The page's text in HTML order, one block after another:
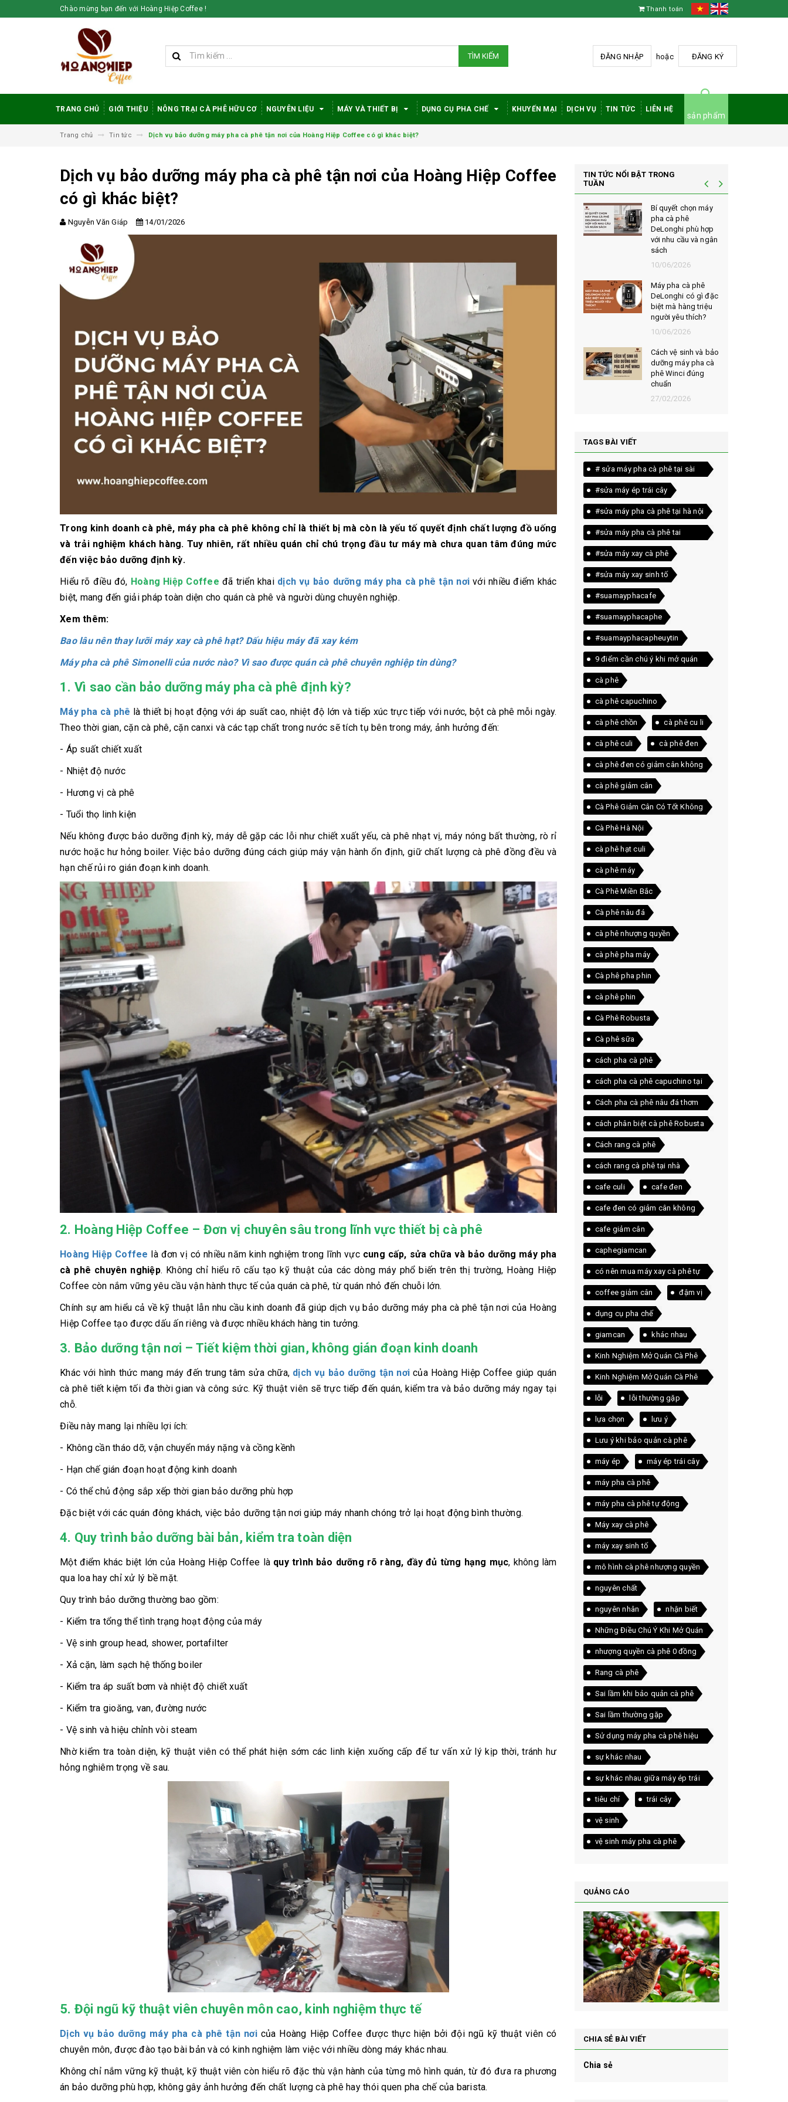
Chào mừng bạn đến với Hoàng Hiệp Coffee ! Thanh toán
TÌM KIẾM ĐĂNG NHẬP hoặc ĐĂNG KÝ
TRANG CHỦ GIỚI THIỆU NÔNG TRẠI CÀ PHÊ HỮU CƠ NGUYÊN LIỆU MÁY VÀ THIẾT BỊ DỤNG CỤ PHA CHẾ KHUYẾN MẠI DỊCH VỤ TIN TỨC LIÊN HỆ
sản phẩm
Trang chủ Tin tức Dịch vụ bảo dưỡng máy pha cà phê tận nơi của Hoàng Hiệp Coffee có gì khác biệt?
Dịch vụ bảo dưỡng máy pha cà phê tận nơi của Hoàng Hiệp Coffee
có gì khác biệt?
Nguyễn Văn Giáp 14/01/2026
Trong kinh doanh cà phê, máy pha cà phê không chỉ là thiết bị mà còn là yếu tố quyết định chất lượng đồ uống
và trải nghiệm khách hàng. Tuy nhiên, rất nhiều quán chỉ chú trọng đầu tư máy mà chưa quan tâm đúng mức
đến việc bảo dưỡng định kỳ.
Hiểu rõ điều đó, Hoàng Hiệp Coffee đã triển khai dịch vụ bảo dưỡng máy pha cà phê tận nơi với nhiều điểm khác
biệt, mang đến giải pháp toàn diện cho quán cà phê và người dùng chuyên nghiệp.
Xem thêm:
Bao lâu nên thay lưỡi máy xay cà phê hạt? Dấu hiệu máy đã xay kém
Máy pha cà phê Simonelli của nước nào? Vì sao được quán cà phê chuyên nghiệp tin dùng?
1. Vì sao cần bảo dưỡng máy pha cà phê định kỳ?
Máy pha cà phê là thiết bị hoạt động với áp suất cao, nhiệt độ lớn và tiếp xúc trực tiếp với nước, bột cà phê mỗi ngày.
Theo thời gian, cặn cà phê, cặn canxi và các tạp chất trong nước sẽ tích tụ bên trong máy, ảnh hưởng đến:
- Áp suất chiết xuất
- Nhiệt độ nước
- Hương vị cà phê
- Tuổi thọ linh kiện
Nếu không được bảo dưỡng định kỳ, máy dễ gặp các lỗi như chiết xuất yếu, cà phê nhạt vị, máy nóng bất thường, rò rỉ
nước hoặc hư hỏng boiler. Việc bảo dưỡng đúng cách giúp máy vận hành ổn định, giữ chất lượng cà phê đồng đều và
hạn chế rủi ro gián đoạn kinh doanh.
2. Hoàng Hiệp Coffee – Đơn vị chuyên sâu trong lĩnh vực thiết bị cà phê
Hoàng Hiệp Coffee là đơn vị có nhiều năm kinh nghiệm trong lĩnh vực cung cấp, sửa chữa và bảo dưỡng máy pha
cà phê chuyên nghiệp. Không chỉ hiểu rõ cấu tạo kỹ thuật của các dòng máy phổ biến trên thị trường, Hoàng Hiệp
Coffee còn nắm vững yêu cầu vận hành thực tế của quán cà phê, từ quán nhỏ đến chuỗi lớn.
Chính sự am hiểu cả về kỹ thuật lẫn nhu cầu kinh doanh đã giúp dịch vụ bảo dưỡng máy pha cà phê tận nơi của Hoàng
Hiệp Coffee tạo được dấu ấn riêng và được nhiều khách hàng tin tưởng.
3. Bảo dưỡng tận nơi – Tiết kiệm thời gian, không gián đoạn kinh doanh
Khác với hình thức mang máy đến trung tâm sửa chữa, dịch vụ bảo dưỡng tận nơi của Hoàng Hiệp Coffee giúp quán
cà phê tiết kiệm tối đa thời gian và công sức. Kỹ thuật viên sẽ trực tiếp đến quán, kiểm tra và bảo dưỡng máy ngay tại
chỗ.
Điều này mang lại nhiều lợi ích:
- Không cần tháo dỡ, vận chuyển máy nặng và cồng kềnh
- Hạn chế gián đoạn hoạt động kinh doanh
- Có thể chủ động sắp xếp thời gian bảo dưỡng phù hợp
Đặc biệt với các quán đông khách, việc bảo dưỡng tận nơi giúp máy nhanh chóng trở lại hoạt động bình thường.
4. Quy trình bảo dưỡng bài bản, kiểm tra toàn diện
Một điểm khác biệt lớn của Hoàng Hiệp Coffee là quy trình bảo dưỡng rõ ràng, đầy đủ từng hạng mục, không làm
qua loa hay chỉ xử lý bề mặt.
Quy trình bảo dưỡng thường bao gồm:
- Kiểm tra tổng thể tình trạng hoạt động của máy
- Vệ sinh group head, shower, portafilter
- Xả cặn, làm sạch hệ thống boiler
- Kiểm tra áp suất bơm và nhiệt độ chiết xuất
- Kiểm tra gioăng, van, đường nước
- Vệ sinh và hiệu chỉnh vòi steam
Nhờ kiểm tra toàn diện, kỹ thuật viên có thể phát hiện sớm các linh kiện xuống cấp để tư vấn xử lý kịp thời, tránh hư
hỏng nghiêm trọng về sau.
5. Đội ngũ kỹ thuật viên chuyên môn cao, kinh nghiệm thực tế
Dịch vụ bảo dưỡng máy pha cà phê tận nơicủa Hoàng Hiệp Coffee được thực hiện bởi đội ngũ kỹ thuật viên có
chuyên môn, được đào tạo bài bản và có kinh nghiệm làm việc với nhiều dòng máy khác nhau.
Không chỉ nắm vững kỹ thuật, kỹ thuật viên còn hiểu rõ đặc thù vận hành của từng mô hình quán, từ đó đưa ra phương
án bảo dưỡng phù hợp, không gây ảnh hưởng đến chất lượng cà phê hay thói quen pha chế của barista.
TIN TỨC NỔI BẬT TRONG
TUẦN
10/06/2026
Những tiêu chí đánh
giá một loại bột cà
phê nguyên chất
ngon
10/06/2026
10/06/2026
Máy pha cà phê
DeLonghi có gì đặc
biệt mà hàng triệu
người yêu thích?
10/06/2026
Cách vệ sinh và bảo
dưỡng máy pha cà
phê Winci đúng
chuẩn
27/02/2026
10/06/2026
Bí quyết chọn mua
mộc thơm ngon,
10/06/2026
Những tiêu chí đánh
giá một loại bột cà
phê nguyên chất
ngon
10/06/2026
Bí quyết chọn máy
pha cà phê
DeLonghi phù hợp
với nhu cầu và ngân
sách
10/06/2026
Máy pha cà phê
DeLonghi có gì đặc
biệt mà hàng triệu
người yêu thích?
10/06/2026
Cách vệ sinh và bảo
dưỡng máy pha cà
phê Winci đúng
chuẩn
27/02/2026
TAGS BÀI VIẾT
# sửa máy pha cà phê tại sài
gòn
#sửa máy ép trái cây
#sửa máy pha cà phê tại hà nội
#sửa máy pha cà phê tai
quảng trị
#sửa máy xay cà phê
#sửa máy xay sinh tố
#suamayphacafe
#suamayphacaphe
#suamayphacapheuytin
9 điểm cần chú ý khi mở quán
cà phê
cà phê
cà phê capuchino
cà phê chồn cà phê cu li
cà phê culi cà phê đen
cà phê đen có giảm cân không
cà phê giảm cân
Cà Phê Giảm Cân Có Tốt Không
Cà Phê Hà Nội
cà phê hạt culi
cà phê máy
Cà Phê Miền Bắc
Cà phê nâu đá
cà phê nhượng quyền
cà phê pha máy
Cà phê pha phin
cà phê phin
Cà Phê Robusta
Cà phê sữa
cách pha cà phê
cách pha cà phê capuchino tại
nhà
Cách pha cà phê nâu đá thơm
ngon ngay tại nhà
cách phân biệt cà phê Robusta
và Arabica
Cách rang cà phê
cách rang cà phê tại nhà
cafe culi cafe đen
cafe đen có giảm cân không
cafe giảm cân
caphegiamcan
có nên mua máy xay cà phê tự
động
coffee giảm cân đậm vị
dụng cụ pha chế
giamcan khác nhau
Kinh Nghiệm Mở Quán Cà Phê
Kinh Nghiệm Mở Quán Cà Phê
Thực Tế
lỗi lỗi thường gặp
lựa chọn lưu ý
Lưu ý khi bảo quản cà phê
máy ép máy ép trái cây
máy pha cà phê
máy pha cà phê tự động
Máy xay cà phê
máy xay sinh tố
mô hình cà phê nhượng quyền
nguyên chất
nguyên nhân nhận biết
Những Điều Chú Ý Khi Mở Quán
Cà Phê
nhượng quyền cà phê 0 đồng
Rang cà phê
Sai lầm khi bảo quản cà phê
Sai lầm thường gặp
Sử dụng máy pha cà phê hiệu
quả
sự khác nhau
sự khác nhau giữa máy ép trái
cây và máy xay sinh tố
tiêu chí trái cây
vệ sinh
vệ sinh máy pha cà phê
QUẢNG CÁO
CHIA SẺ BÀI VIẾT
Chia sẻ